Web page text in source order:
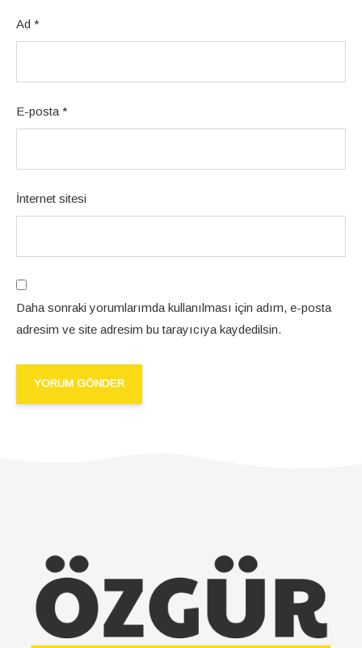
Ad *
E-posta *
İnternet sitesi
Daha sonraki yorumlarımda kullanılması için adım, e-posta
adresim ve site adresim bu tarayıcıya kaydedilsin.